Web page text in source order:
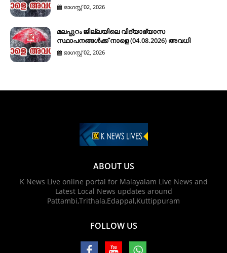
ഓഗസ്റ്റ് 02, 2026
മലപ്പുറം ജില്ലയിലെ വിദ്യാഭ്യാസ
സ്ഥാപനങ്ങൾക്ക് നാളെ (04.08.2026) അവധി
ഓഗസ്റ്റ് 02, 2026
ABOUT US
K News Live online portal for Malayalam Live News and
Latest Local News updates around
Pattambi,Trithala,Edappal,Kuttippuram
FOLLOW US